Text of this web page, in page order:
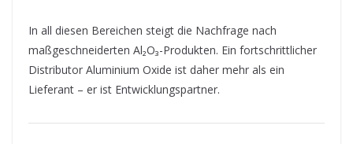
In all diesen Bereichen steigt die Nachfrage nach
maßgeschneiderten Al₂O₃-Produkten. Ein fortschrittlicher
Distributor Aluminium Oxide ist daher mehr als ein
Lieferant – er ist Entwicklungspartner.